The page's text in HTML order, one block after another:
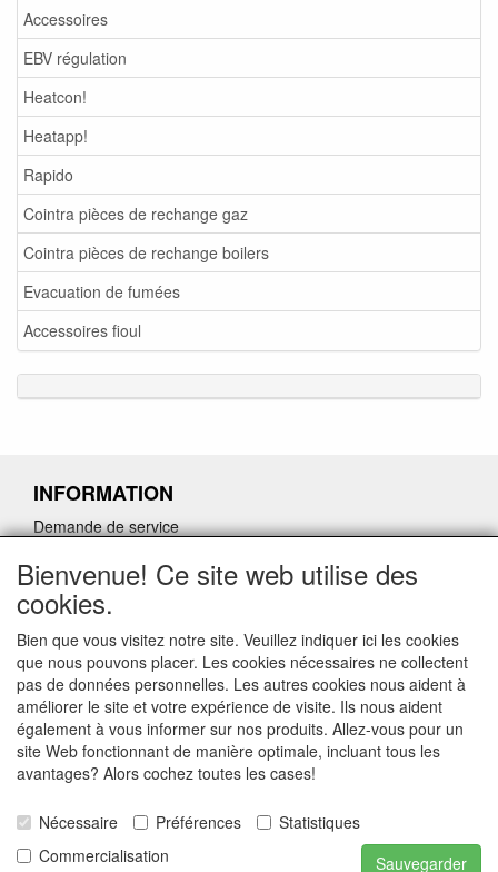
Accessoires
EBV régulation
Heatcon!
Heatapp!
Rapido
Cointra pièces de rechange gaz
Cointra pièces de rechange boilers
Evacuation de fumées
Accessoires fioul
INFORMATION
Demande de service
Demander un lien d'annulation
CONTACTGEGEVENS
www.ferroli-vdht.be
Rouwbergskens 7 hal 14
2340 Beerse
E-mail: verkoop@vdht.be
Telefoon:
Bienvenue! Ce site web utilise des
cookies.
Bien que vous visitez notre site. Veuillez indiquer ici les cookies
que nous pouvons placer. Les cookies nécessaires ne collectent
pas de données personnelles. Les autres cookies nous aident à
améliorer le site et votre expérience de visite. Ils nous aident
également à vous informer sur nos produits. Allez-vous pour un
site Web fonctionnant de manière optimale, incluant tous les
avantages? Alors cochez toutes les cases!
Nécessaire Préférences
Statistiques
Commercialisation
Sauvegarder